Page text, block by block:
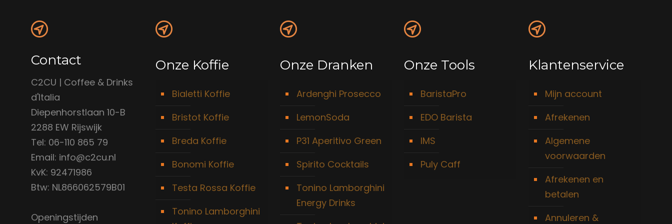
Contact
C2CU | Coffee & Drinks
d'Italia
Diepenhorstlaan 10-B
2288 EW Rijswijk
Tel: 06-110 865 79
Email: info@c2cu.nl
KvK: 92471986
Btw: NL866062579B01
Openingstijden
Onze Koffie
Bialetti Koffie
Bristot Koffie
Breda Koffie
Bonomi Koffie
Testa Rossa Koffie
Tonino Lamborghini
Onze Dranken
Ardenghi Prosecco
LemonSoda
P31 Aperitivo Green
Spirito Cocktails
Tonino Lamborghini
Energy Drinks
Onze Tools
BaristaPro
EDO Barista
IMS
Puly Caff
Klantenservice
Mijn account
Afrekenen
Algemene
voorwaarden
Afrekenen en
betalen
Annuleren &